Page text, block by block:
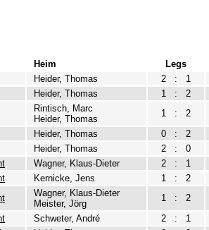
Heim Legs
Heider, Thomas 2 : 1
Heider, Thomas 1 : 2
Rintisch, Marc
Heider, Thomas
1 : 2
Heider, Thomas 0 : 2
Heider, Thomas 2 : 0
Wagner, Klaus-Dieter 2 : 1
Kernicke, Jens 1 : 2
Wagner, Klaus-Dieter
Meister, Jörg
1 : 2
Schweter, André 2 : 1